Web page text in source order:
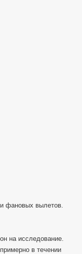
фановых вылетов.
на исследование.
в течении